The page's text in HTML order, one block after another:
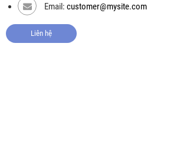
Email: customer@mysite.com
Liên hệ